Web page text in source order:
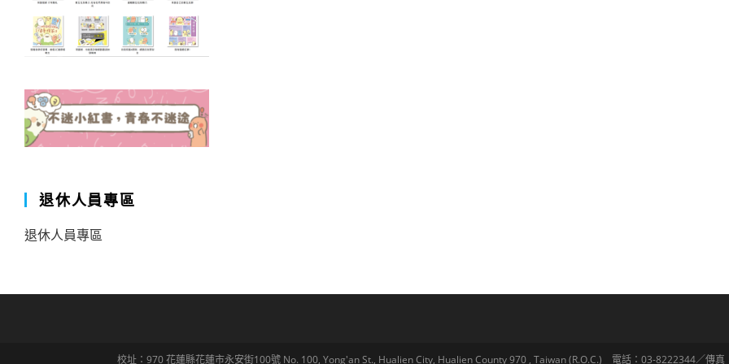
退休人員專區
退休人員專區
校址：970 花蓮縣花蓮市永安街100號 No. 100, Yong'an St., Hualien City, Hualien County 970 , Taiwan (R.O.C.) 電話：03-8222344／傳